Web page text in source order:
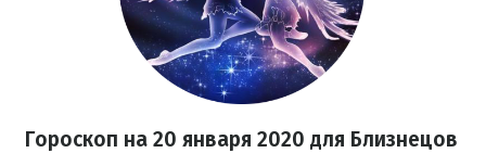
Гороскоп на 20 января 2020 для Близнецов